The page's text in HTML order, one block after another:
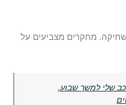
מחקרים מצביעים על
שלי למשך שבוע,